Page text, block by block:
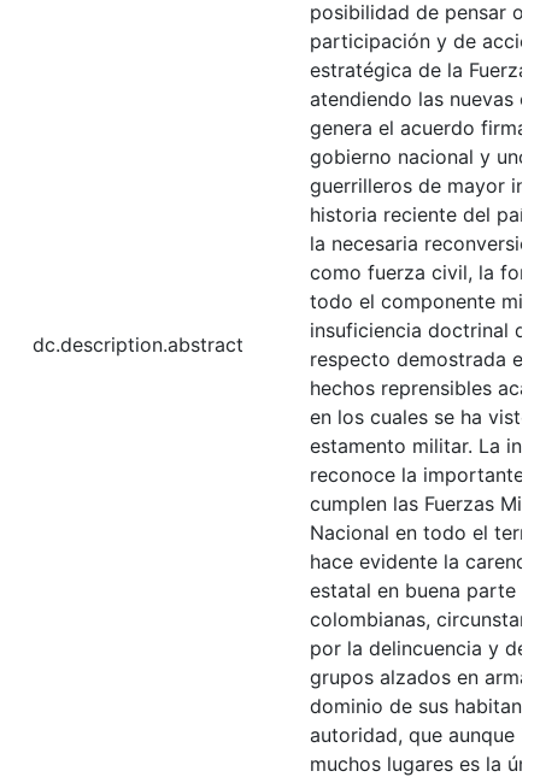
dc.description.abstract
posibilidad de pensar
participación y de
estratégica de la Fuerza
atendiendo las nuevas
genera el acuerdo
gobierno nacional y uno
guerrilleros de mayor
historia reciente del
la necesaria
como fuerza civil, la
todo el componente
insuficiencia doctrinal
respecto demostrada
hechos reprensibles
en los cuales se ha
estamento militar. La
reconoce la importante
cumplen las Fuerzas
Nacional en todo el
hace evidente la
estatal en buena parte
colombianas,
por la delincuencia y
grupos alzados en
dominio de sus
autoridad, que aunque
muchos lugares es la